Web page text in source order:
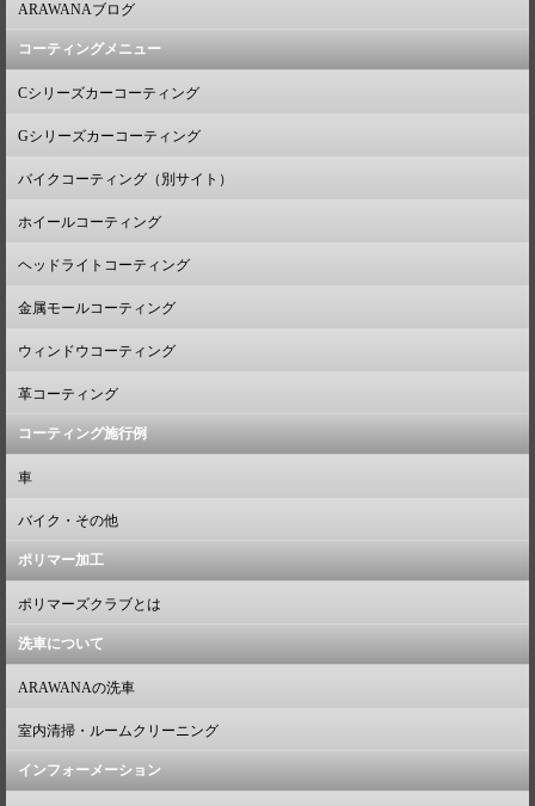
ARAWANAブログ
コーティングメニュー
Cシリーズカーコーティング
Gシリーズカーコーティング
バイクコーティング（別サイト）
ホイールコーティング
ヘッドライトコーティング
金属モールコーティング
ウィンドウコーティング
革コーティング
コーティング施行例
車
バイク・その他
ポリマー加工
ポリマーズクラブとは
洗車について
ARAWANAの洗車
室内清掃・ルームクリーニング
インフォーメーション